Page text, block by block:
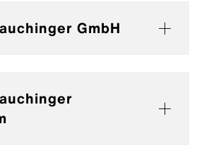
GmbH